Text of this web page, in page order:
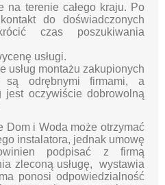
na terenie całego kraju. Po
do doświadczonych
czas poszukiwania
usługi.
usług montażu zakupionych
są odrębnymi firmami, a
jest oczywiście dobrowolną
Dom i Woda może otrzymać
instalatora, jednak umowę
podpisać z firmą
zleconą usługę, wystawia
ponosi odpowiedzialność